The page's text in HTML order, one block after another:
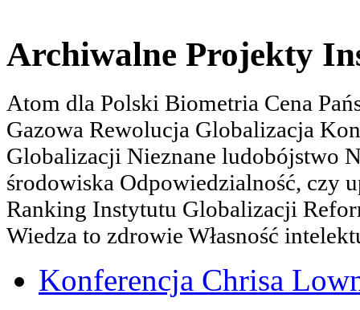
Archiwalne Projekty
Atom dla Polski Biometria Cena
Gazowa Rewolucja Globalizacja
Globalizacji Nieznane ludobójstwo
środowiska Odpowiedzialność, czy
Ranking Instytutu Globalizacji
Wiedza to zdrowie Własność
Konferencja Chrisa